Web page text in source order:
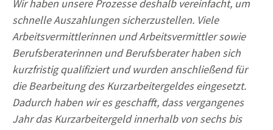
Wir haben unsere Prozesse deshalb vereinfacht, um
schnelle Auszahlungen sicherzustellen. Viele
Arbeitsvermittlerinnen und Arbeitsvermittler sowie
Berufsberaterinnen und Berufsberater haben sich
kurzfristig qualifiziert und wurden anschließend für
die Bearbeitung des Kurzarbeitergeldes eingesetzt.
Dadurch haben wir es geschafft, dass vergangenes
Jahr das Kurzarbeitergeld innerhalb von sechs bis